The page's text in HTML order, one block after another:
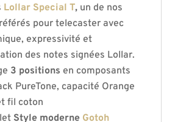
Lollar Special T,un de nos
pour telecaster avec
expressivité et
des notes signées Lollar.
3 positions en composants
PureTone, capacité Orange
fil coton
Style moderne Gotoh